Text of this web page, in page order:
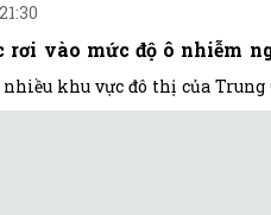
rơi vào mức độ ô nhiễm
khu vực đô thị của Trung